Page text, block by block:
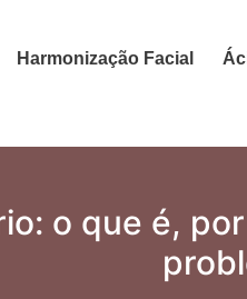
Harmonização Facial
o que é,